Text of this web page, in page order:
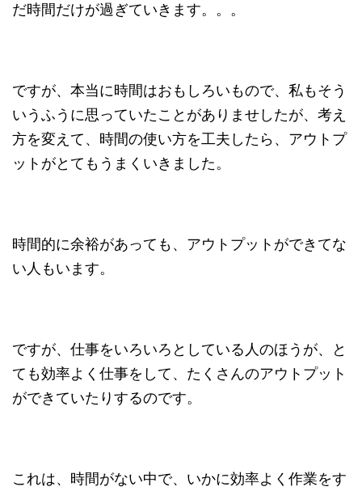
だ時間だけが過ぎていきます。。。
ですが、本当に時間はおもしろいもので、私もそう
いうふうに思っていたことがありませしたが、考え
方を変えて、時間の使い方を工夫したら、アウトプ
ットがとてもうまくいきました。
時間的に余裕があっても、アウトプットができてな
い人もいます。
ですが、仕事をいろいろとしている人のほうが、と
ても効率よく仕事をして、たくさんのアウトプット
ができていたりするのです。
これは、時間がない中で、いかに効率よく作業をす